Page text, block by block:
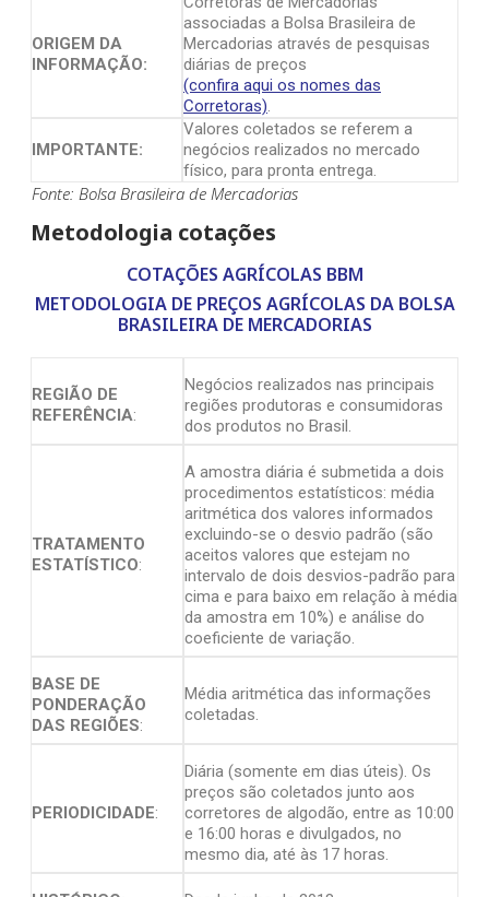
ORIGEM DA
INFORMAÇÃO:
associadas a Bolsa Brasileira de
Mercadorias através de pesquisas
diárias de preços
(confira aqui os nomes das
Corretoras).
IMPORTANTE:
Valores coletados se referem a
negócios realizados no mercado
físico, para pronta entrega.
Fonte: Bolsa Brasileira de Mercadorias
Metodologia cotações
COTAÇÕES AGRÍCOLAS BBM
METODOLOGIA DE PREÇOS AGRÍCOLAS DA BOLSA
BRASILEIRA DE MERCADORIAS
REGIÃO DE
REFERÊNCIA:
Negócios realizados nas principais
regiões produtoras e consumidoras
dos produtos no Brasil.
TRATAMENTO
ESTATÍSTICO:
A amostra diária é submetida a dois
procedimentos estatísticos: média
aritmética dos valores informados
excluindo-se o desvio padrão (são
aceitos valores que estejam no
intervalo de dois desvios-padrão para
cima e para baixo em relação à média
da amostra em 10%) e análise do
coeficiente de variação.
BASE DE
PONDERAÇÃO
DAS REGIÕES:
Média aritmética das informações
coletadas.
PERIODICIDADE:
Diária (somente em dias úteis). Os
preços são coletados junto aos
corretores de algodão, entre as 10:00
e 16:00 horas e divulgados, no
mesmo dia, até às 17 horas.